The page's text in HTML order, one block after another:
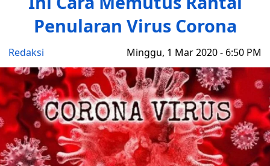
Penularan Virus Corona
Redaksi Minggu, 1 Mar 2020 - 6:50 PM